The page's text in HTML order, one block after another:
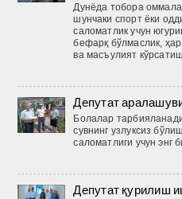
Дунёда тобора
шунчаки спорт ёки
саломатлик учун
бефарқ бўлмаслик,
ва масъулият
Депутат
Болалар
сувнинг узлуксиз
саломатлиги учун энг
Депутат қурилиш